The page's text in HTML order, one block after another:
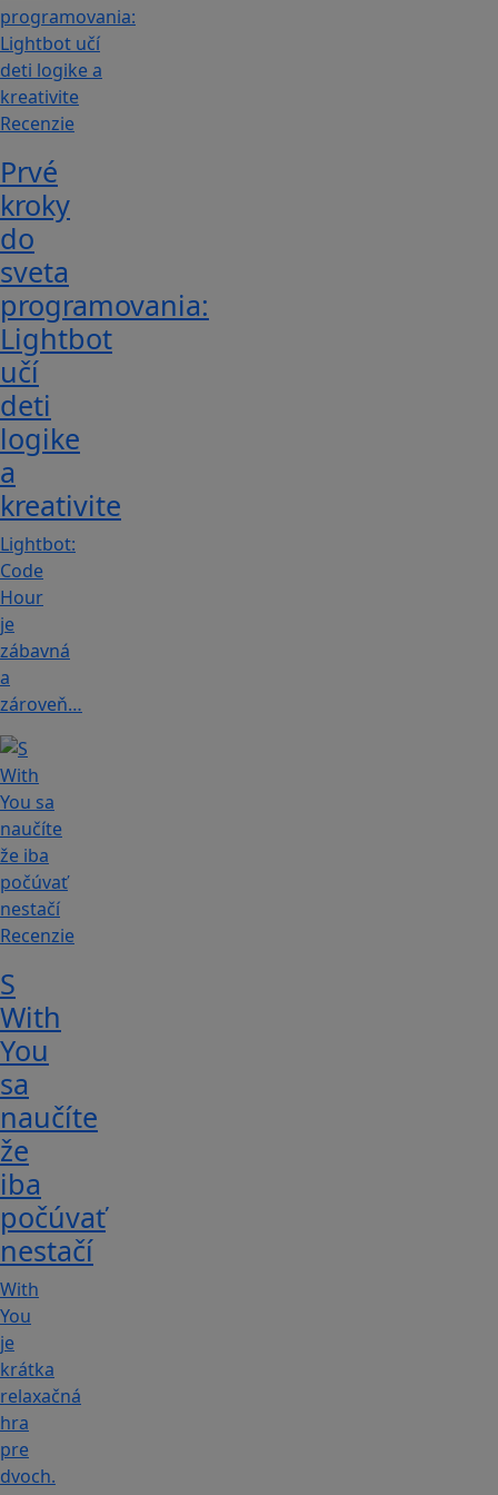
Recenzie
Prvé
kroky
do
sveta
programovania:
Lightbot
učí
deti
logike
a
kreativite
Lightbot:
Code
Hour
je
zábavná
a
zároveň…
Recenzie
S
With
You
sa
naučíte
že
iba
počúvať
nestačí
With
You
je
krátka
relaxačná
hra
pre
dvoch.